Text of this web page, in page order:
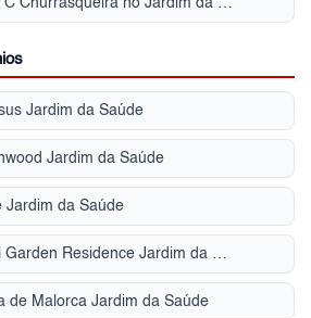
Casa Para Vender C Churrasqueira no Jardim da Saúde, ZS - SP
Jardim da Saúde
Jardim da Saúde
Jardim da Saúde
Condomínio Royal Garden Residence Jardim da Saúde
de Malorca Jardim da Saúde